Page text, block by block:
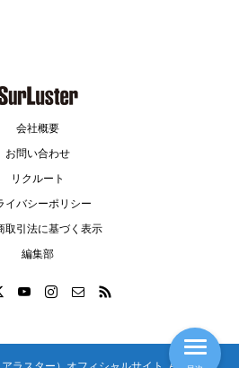
会社概要
お問い合わせ
リクルート
イバシーポリシー
取引法に基づく表示
編集部